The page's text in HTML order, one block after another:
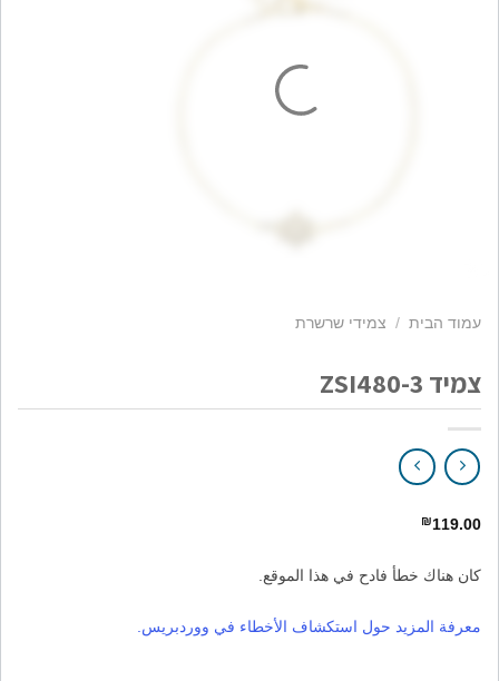
עמוד הבית / צמידי שרשרת
צמיד ZSI480-3
₪119.00
كان هناك خطأ فادح في هذا الموقع.
معرفة المزيد حول استكشاف الأخطاء في ووردبريس.